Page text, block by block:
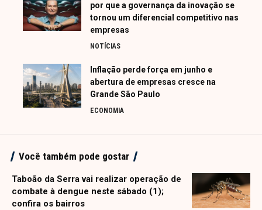
por que a governança da inovação se
tornou um diferencial competitivo nas
empresas
NOTÍCIAS
Inflação perde força em junho e
abertura de empresas cresce na
Grande São Paulo
ECONOMIA
Você também pode gostar
Taboão da Serra vai realizar operação de
combate à dengue neste sábado (1);
confira os bairros